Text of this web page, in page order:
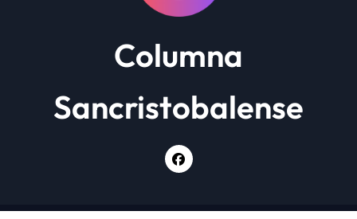
Columna
Sancristobalense